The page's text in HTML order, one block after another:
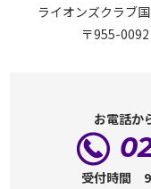
ライオンズクラブ
〒955-
お電話か
受付時間